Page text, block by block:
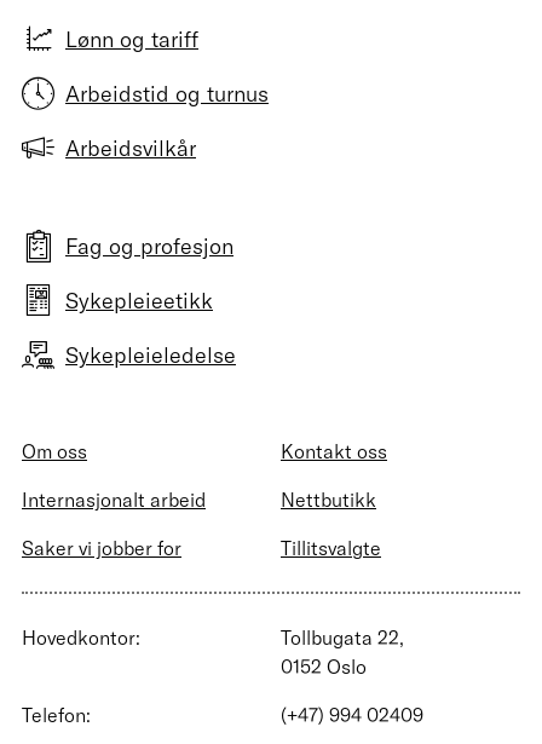
Lønn og tariff
Arbeidstid og turnus
Arbeidsvilkår
Fag og profesjon
Sykepleieetikk
Sykepleieledelse
Om oss
Kontakt oss
Internasjonalt arbeid
Nettbutikk
Saker vi jobber for
Tillitsvalgte
Hovedkontor:
Tollbugata 22,
0152 Oslo
Telefon:
(+47) 994 02409